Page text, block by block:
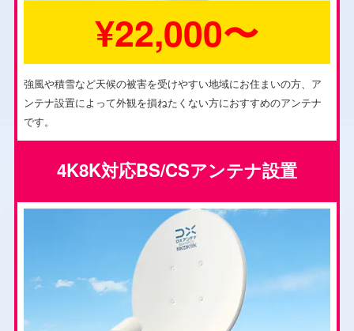
¥22,000〜
強風や積雪など天候の被害を受けやすい地域にお住まいの方、ア
ンテナ設置によって外観を損ねたくない方におすすめのアンテナ
です。
4K8K対応BS/CSアンテナ設置